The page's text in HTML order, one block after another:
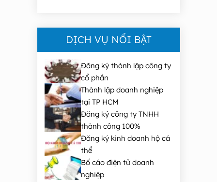
DỊCH VỤ NỔI BẬT
Đăng ký thành lập công ty
cổ phần
Thành lập doanh nghiệp
tại TP HCM
Đăng ký công ty TNHH
thành công 100%
Đăng ký kinh doanh hộ cá
thể
Bố cáo điện tử doanh
nghiệp